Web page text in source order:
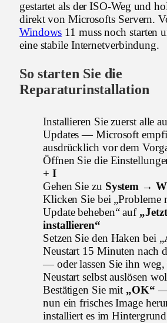
gestartet als der ISO-Weg und
direkt von Microsofts Servern.
Windows 11 muss noch starten
eine stabile Internetverbindung.
So starten Sie die
Reparaturinstallation
Installieren Sie zuerst alle
Updates — Microsoft
ausdrücklich vor dem
Öffnen Sie die
+ I
Gehen Sie zu System →
Klicken Sie bei „Probleme
Update beheben“ auf
installieren“
Setzen Sie den Haken bei
Neustart 15 Minuten nach
— oder lassen Sie ihn weg,
Neustart selbst auslösen
Bestätigen Sie mit „OK“ —
nun ein frisches Image
installiert es im Hintergrund